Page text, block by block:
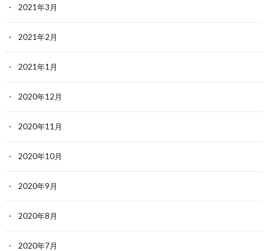
2021年3月
2021年2月
2021年1月
2020年12月
2020年11月
2020年10月
2020年9月
2020年8月
2020年7月